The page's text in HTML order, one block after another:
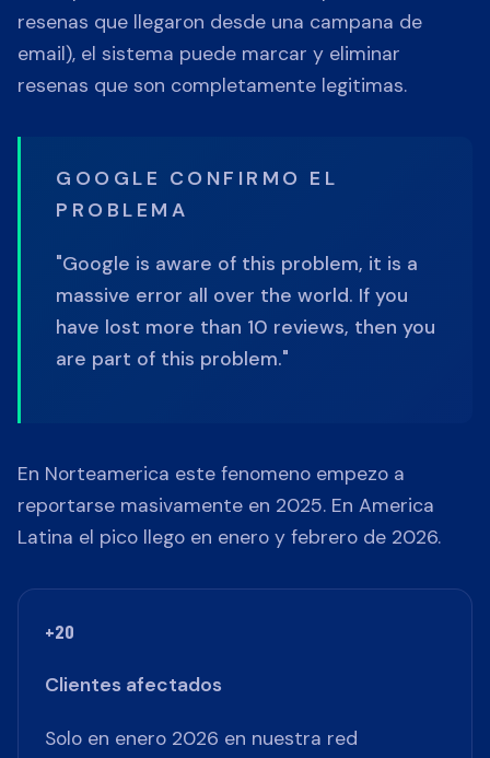
resenas que llegaron desde una campana de
email), el sistema puede marcar y eliminar
resenas que son completamente legitimas.
GOOGLE CONFIRMO EL
PROBLEMA
"Google is aware of this problem, it is a
massive error all over the world. If you
have lost more than 10 reviews, then you
are part of this problem."
En Norteamerica este fenomeno empezo a
reportarse masivamente en 2025. En America
Latina el pico llego en enero y febrero de 2026.
+20
Clientes afectados
Solo en enero 2026 en nuestra red